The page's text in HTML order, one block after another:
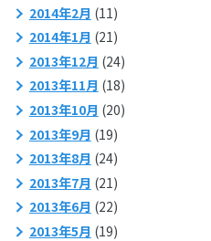
2014年2月 (11)
2014年1月 (21)
2013年12月 (24)
2013年11月 (18)
2013年10月 (20)
2013年9月 (19)
2013年8月 (24)
2013年7月 (21)
2013年6月 (22)
2013年5月 (19)